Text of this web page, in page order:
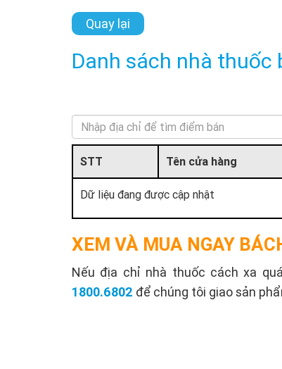
Quay lại
Danh sách nhà thuốc
STT Tên cửa hàng
Dữ liệu đang được cập nhật
XEM VÀ MUA NGAY
Nếu địa chỉ nhà thuốc cách xa
1800.6802 để chúng tôi giao sản